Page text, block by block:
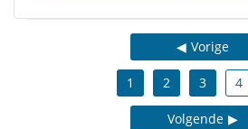
Vorige
1 2 3 4
Volgende